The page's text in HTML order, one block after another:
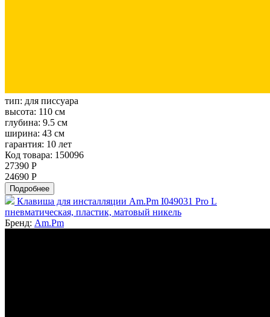
тип: для писсуара
высота: 110 см
глубина: 9.5 см
ширина: 43 см
гарантия: 10 лет
Код товара: 150096
27390 Р
24690 Р
Подробнее
Клавиша для инсталляции Am.Pm I049031 Pro L
пневматическая, пластик, матовый никель
Бренд: Am.Pm